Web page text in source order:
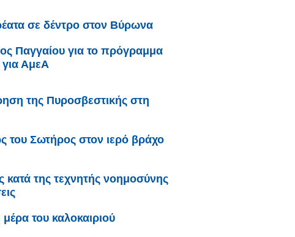
σε δέντρο στον Βύρωνα
Παγγαίου για το πρόγραμμα
ΑμεΑ
της Πυροσβεστικής στη
Σωτήρος στον ιερό βράχο
κατά της τεχνητής νοημοσύνης
του καλοκαιριού